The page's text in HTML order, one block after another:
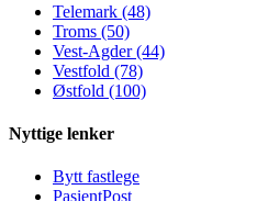
Telemark (48)
Troms (50)
Vest-Agder (44)
Vestfold (78)
Østfold (100)
Nyttige lenker
Bytt fastlege
PasientPost